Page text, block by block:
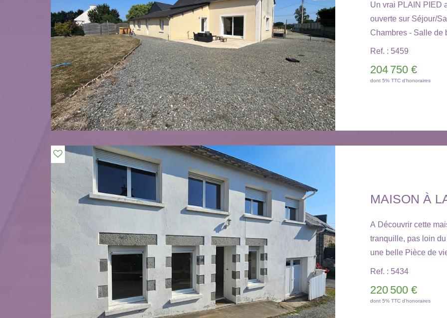
Un vrai PLAIN PIED
ouverte sur Séjour/
Chambres - Salle de
être aménagé sur
Consultez tous nos
Ref. : 5459
204 750 €
dont 5% TTC d'honoraires
MAISON À
A Découvrir cette
tranquille, pas loin
une belle Pièce de
et à l'étage : 3
informations sur les
Ref. : 5434
220 500 €
dont 5% TTC d'honoraires